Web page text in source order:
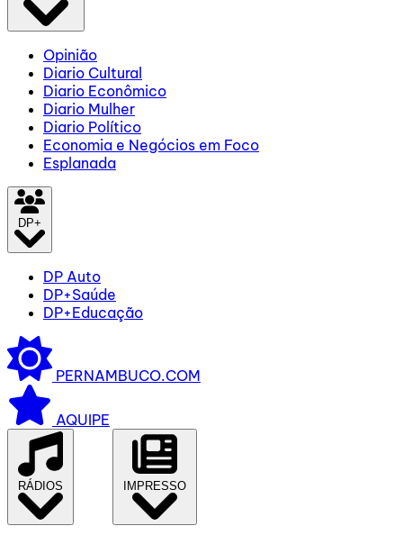
Opinião
Diario Cultural
Diario Econômico
Diario Mulher
Diario Político
Economia e Negócios em Foco
Esplanada
DP+
DP Auto
DP+Saúde
DP+Educação
PERNAMBUCO.COM
AQUIPE
RÁDIOS IMPRESSO